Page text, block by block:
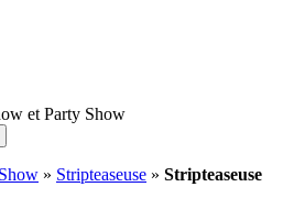
et Party Show
» Stripteaseuse » Stripteaseuse